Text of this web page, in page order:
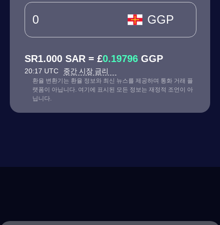
GGP
SR1.000 SAR = £0.19796 GGP
20:17 UTC 중간 시장 금리
환율 변환기는 환율 정보와 최신 뉴스를 제공하며 통화 거래 플
랫폼이 아닙니다. 여기에 표시된 모든 정보는 재정적 조언이 아
닙니다.